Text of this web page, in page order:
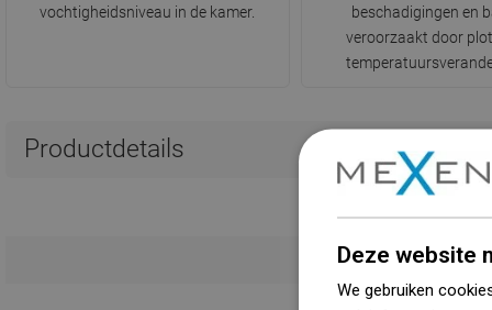
vochtigheidsniveau in de kamer.
beschadigingen en
veroorzaakt door
Productdetails
Deze website
We gebruiken